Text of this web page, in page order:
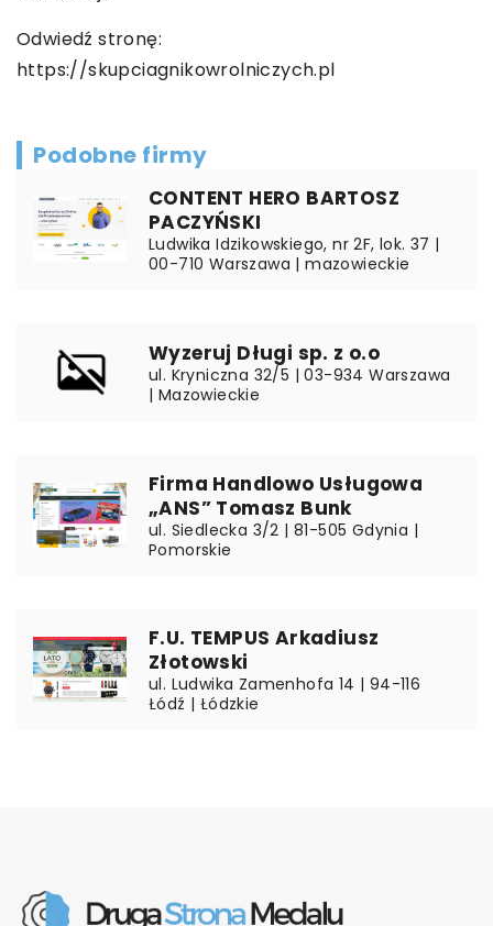
Odwiedź stronę:
https://skupciagnikowrolniczych.pl
Podobne firmy
CONTENT HERO BARTOSZ
PACZYŃSKI
Ludwika Idzikowskiego, nr 2F, lok. 37 |
00-710 Warszawa | mazowieckie
Wyzeruj Długi sp. z o.o
ul. Kryniczna 32/5 | 03-934 Warszawa
| Mazowieckie
Firma Handlowo Usługowa
„ANS” Tomasz Bunk
ul. Siedlecka 3/2 | 81-505 Gdynia |
Pomorskie
F.U. TEMPUS Arkadiusz
Złotowski
ul. Ludwika Zamenhofa 14 | 94-116
Łódź | Łódzkie